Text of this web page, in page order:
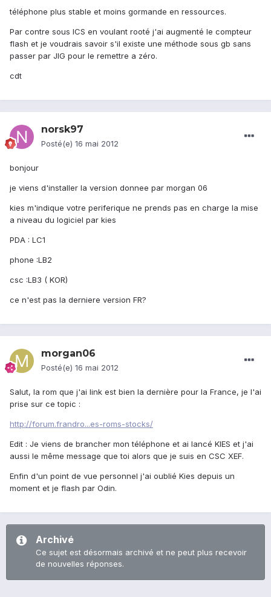
téléphone plus stable et moins gormande en ressources.
Par contre sous ICS en voulant rooté j'ai augmenté le compteur
flash et je voudrais savoir s'il existe une méthode sous gb sans
passer par JIG pour le remettre a zéro.
cdt
norsk97
Posté(e) 16 mai 2012
bonjour
je viens d'installer la version donnee par morgan 06
kies m'indique votre periferique ne prends pas en charge la mise
a niveau du logiciel par kies
PDA : LC1
phone :LB2
csc :LB3 ( KOR)
ce n'est pas la derniere version FR?
morgan06
Posté(e) 16 mai 2012
Salut, la rom que j'ai link est bien la dernière pour la France, je l'ai
prise sur ce topic :
http://forum.frandro...es-roms-stocks/
Edit : Je viens de brancher mon téléphone et ai lancé KIES et j'ai
aussi le même message que toi alors que je suis en CSC XEF.
Enfin d'un point de vue personnel j'ai oublié Kies depuis un
moment et je flash par Odin.
Archivé
Ce sujet est désormais archivé et ne peut plus recevoir
de nouvelles réponses.